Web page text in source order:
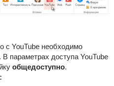
с YouTube необходимо
В параметрах доступа YouTube
общедоступно.